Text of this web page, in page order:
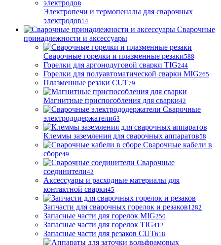
Электропечи и термопеналы для сварочных
электродов14
Сварочные
принадлежности и аксессуары
Сварочные горелки и плазменные резаки588
Горелки для аргонодуговой сварки TIG244
Горелки для полуавтоматической сварки MIG265
Плазменные резаки CUT79
Магнитные приспособления для сварки42
Сварочные
электрододержатели63
Клеммы заземления для сварочных аппаратов58
Сварочные кабели в
сборе49
Сварочные
соединители42
Аксессуары и расходные материалы для
контактной сварки45
Запчасти для сварочных горелок и резаков1282
Запасные части для горелок MIG250
Запасные части для горелок TIG412
Запасные части для резаков CUT618